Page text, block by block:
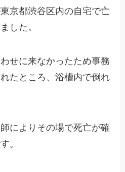
京都渋谷区内の自宅で亡
した。
せに来なかったため事務
たところ、浴槽内で倒れ
によりその場で死亡が確
。